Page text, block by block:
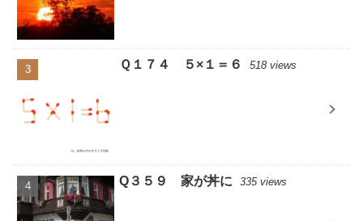
Ｑ１７４ ５×１＝６ 518 views
Q３５９ 家が丼に 335 views